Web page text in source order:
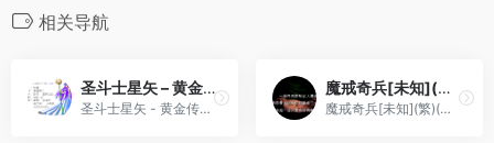
相关导航
圣斗士星矢 – 黄金传说(v1.0)(简)[汉化你妹](JP)[RPG](10Mb)
圣斗士星矢 - 黄金传说(v1.0)(简)[汉化你妹](JP)[RPG](10Mb)
魔戒奇兵[未知](繁)(非官方)(32Mb)(需使用MGBA模拟器)
魔戒奇兵[未知](繁)(非官方)(32Mb)(需使用MGBA模拟器)